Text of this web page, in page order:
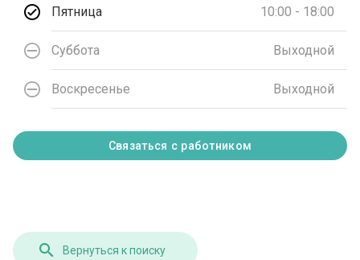
Пятница 10:00 - 18:00
Суббота Выходной
Воскресенье Выходной
Связаться с работником
Вернуться к поиску